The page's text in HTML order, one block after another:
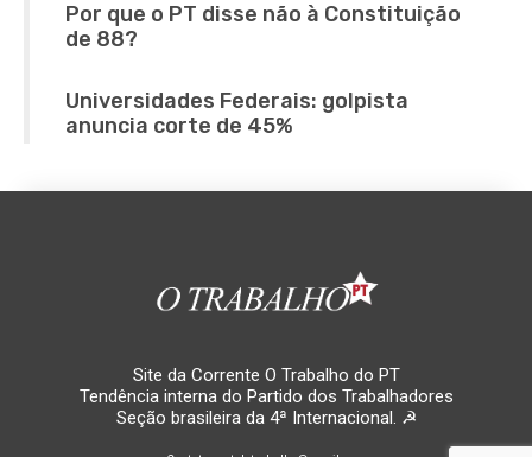
Por que o PT disse não à Constituição
de 88?
Universidades Federais: golpista
anuncia corte de 45%
Site da Corrente O Trabalho do PT
Tendência interna do Partido dos Trabalhadores
Seção brasileira da 4ª Internacional. ☭